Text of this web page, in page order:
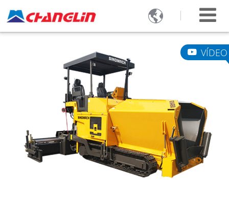

VÍDEO